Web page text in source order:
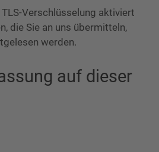
TLS-Verschlüsselung aktiviert
die Sie an uns übermitteln,
werden.
auf dieser